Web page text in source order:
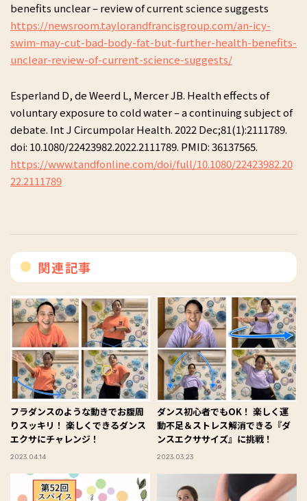
benefits unclear – review of current science suggests
https://newsroom.taylorandfrancisgroup.com/an-icy-
swim-may-cut-bad-body-fat-but-further-health-benefits-
unclear-review-of-current-science-suggests/
Esperland D, de Weerd L, Mercer JB. Health effects of
voluntary exposure to cold water – a continuing subject of
debate. Int J Circumpolar Health. 2022 Dec;81(1):2111789.
doi: 10.1080/22423982.2022.2111789. PMID: 36137565.
https://www.tandfonline.com/doi/full/10.1080/22423982.20
22.2111789
関連記事
フラダンスのような動きでお腹周
りスッキリ！ 楽しくできるダンス
エクサにチャレンジ！
2023.04.14
ダンス初心者でもOK！ 楽しく運
動不足＆ストレス解消できる『ダ
ンスエクササイズ』に挑戦！
2023.03.23